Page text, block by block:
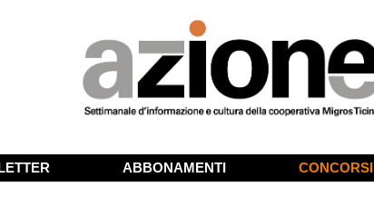
ABBONAMENTI CONCORSI